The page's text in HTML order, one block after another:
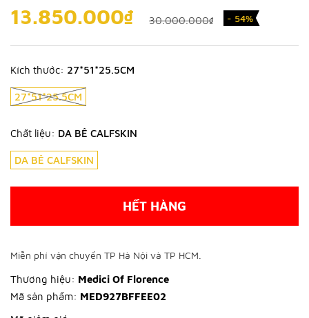
13.850.000₫ 30.000.000₫ - 54%
Kích thước: 27*51*25.5CM
27*51*25.5CM
Chất liệu: DA BÊ CALFSKIN
DA BÊ CALFSKIN
HẾT HÀNG
Miễn phí vận chuyển TP Hà Nội và TP HCM.
Thương hiệu: Medici Of Florence
Mã sản phẩm: MED927BFFEE02